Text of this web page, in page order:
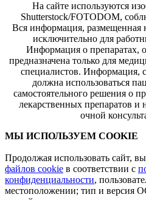
На сайте используются
Shutterstock/FOTODOM,
Вся информация, размещенная
исключительно для
Информация о препаратах,
предназначена только для
специалистов. Информация,
должна использоваться
самостоятельного решения о
лекарственных препаратов и
очной
МЫ ИСПОЛЬЗУЕМ COOKIE
Продолжая использовать сайт,
файлов cookie в соответствии с
конфиденциальности,
местоположении; тип и версия